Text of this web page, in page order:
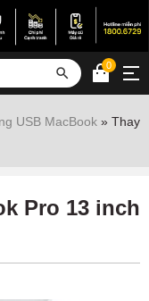
0
USB MacBook » Thay
Pro 13 inch